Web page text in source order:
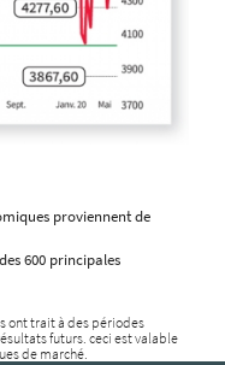
proviennent de
600 principales
ont trait à des périodes
futurs. ceci est valable
de marché.